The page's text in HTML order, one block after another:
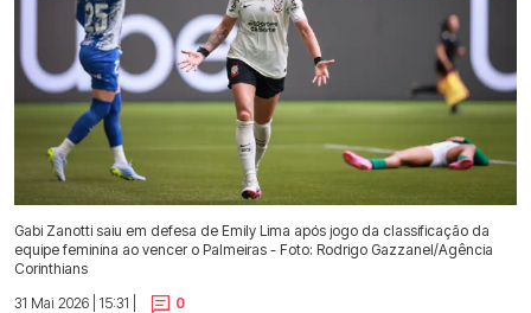
Gabi Zanotti saiu em defesa de Emily Lima após jogo da classificação da
equipe feminina ao vencer o Palmeiras - Foto: Rodrigo Gazzanel/Agência
Corinthians
31 Mai 2026 | 15:31 |
0